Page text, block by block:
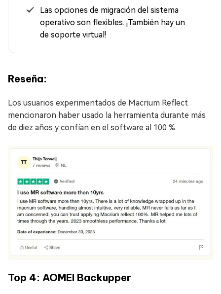
Las opciones de migración del sistema
operativo son flexibles. ¡También hay una mesa
de soporte virtual!
Reseña:
Los usuarios experimentados de Macrium Reflect
mencionaron haber usado la herramienta durante más
de diez años y confían en el software al 100 %.
Top 4: AOMEI Backupper